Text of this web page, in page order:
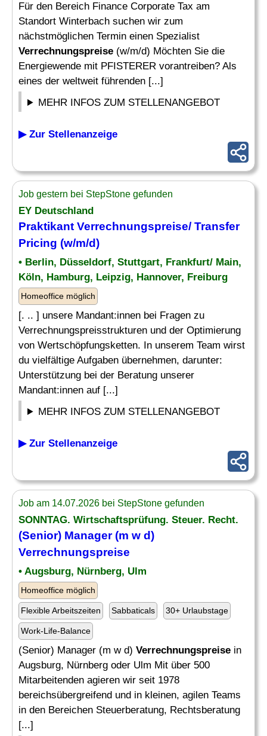
Für den Bereich Finance Corporate Tax am
Standort Winterbach suchen wir zum
nächstmöglichen Termin einen Spezialist
Verrechnungspreise (w/m/d) Möchten Sie die
Energiewende mit PFISTERER vorantreiben? Als
eines der weltweit führenden [...]
MEHR INFOS ZUM STELLENANGEBOT
▶ Zur Stellenanzeige
Job gestern bei StepStone gefunden
EY Deutschland
Praktikant Verrechnungspreise/ Transfer
Pricing (w/m/d)
• Berlin, Düsseldorf, Stuttgart, Frankfurt/ Main,
Köln, Hamburg, Leipzig, Hannover, Freiburg
Homeoffice möglich
[. .. ] unsere Mandant:innen bei Fragen zu
Verrechnungspreisstrukturen und der Optimierung
von Wertschöpfungsketten. In unserem Team wirst
du vielfältige Aufgaben übernehmen, darunter:
Unterstützung bei der Beratung unserer
Mandant:innen auf [...]
MEHR INFOS ZUM STELLENANGEBOT
▶ Zur Stellenanzeige
Job am 14.07.2026 bei StepStone gefunden
SONNTAG. Wirtschaftsprüfung. Steuer. Recht.
(Senior) Manager (m w d)
Verrechnungspreise
• Augsburg, Nürnberg, Ulm
Homeoffice möglich
Flexible Arbeitszeiten Sabbaticals 30+ Urlaubstage
Work-Life-Balance
(Senior) Manager (m w d) Verrechnungspreise in
Augsburg, Nürnberg oder Ulm Mit über 500
Mitarbeitenden agieren wir seit 1978
bereichsübergreifend und in kleinen, agilen Teams
in den Bereichen Steuerberatung, Rechtsberatung
[...]